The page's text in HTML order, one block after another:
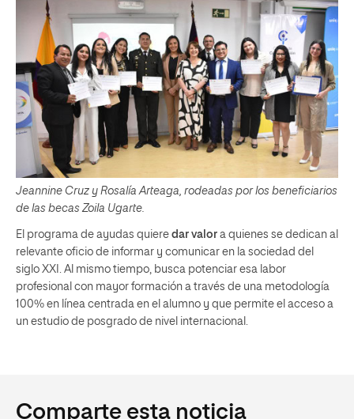
Jeannine Cruz y Rosalía Arteaga, rodeadas por los beneficiarios
de las becas Zoila Ugarte.
El programa de ayudas quiere dar valor a quienes se dedican al
relevante oficio de informar y comunicar en la sociedad del
siglo XXI. Al mismo tiempo, busca potenciar esa labor
profesional con mayor formación a través de una metodología
100% en línea centrada en el alumno y que permite el acceso a
un estudio de posgrado de nivel internacional.
Comparte esta noticia